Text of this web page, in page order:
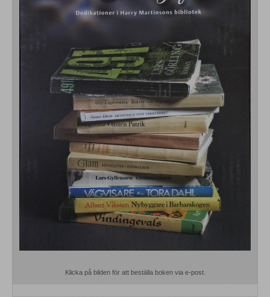
Klicka på bilden för att beställa boken via e-post.